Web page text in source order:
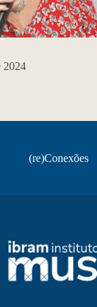
2024
(re)Conexões